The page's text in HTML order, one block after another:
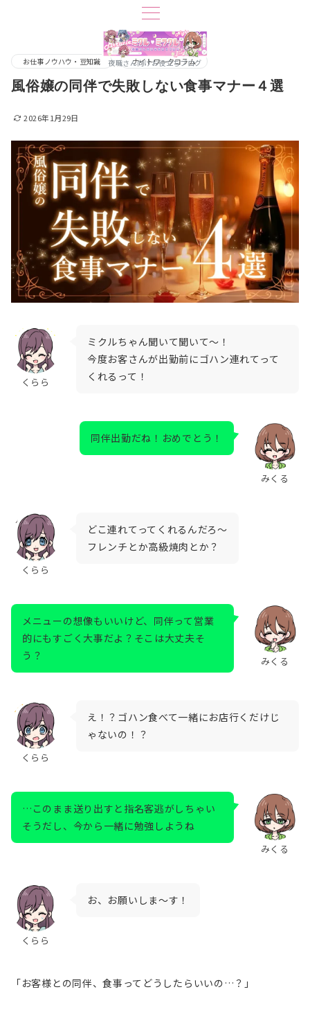
夜職さん向けお役立ちブログ
お仕事ノウハウ・豆知識 ナイトワークコラム
風俗嬢の同伴で失敗しない食事マナー４選
2026年1月29日
くらら
ミクルちゃん聞いて聞いて～！
今度お客さんが出勤前にゴハン連れてって
くれるって！
みくる
同伴出勤だね！おめでとう！
くらら
どこ連れてってくれるんだろ～
フレンチとか高級焼肉とか？
みくる
メニューの想像もいいけど、同伴って営業
的にもすごく大事だよ？そこは大丈夫そ
う？
くらら
え！？ゴハン食べて一緒にお店行くだけじ
ゃないの！？
みくる
…このまま送り出すと指名客逃がしちゃい
そうだし、今から一緒に勉強しようね
くらら
お、お願いしま～す！
「お客様との同伴、食事ってどうしたらいいの…？」